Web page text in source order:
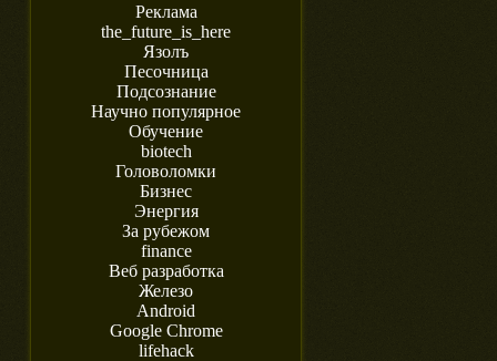
Реклама
the_future_is_here
Язолъ
Песочница
Подсознание
Научно популярное
Обучение
biotech
Головоломки
Бизнес
Энергия
За рубежом
finance
Веб разработка
Железо
Android
Google Chrome
lifehack